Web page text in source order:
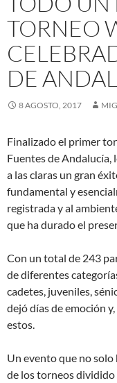
TORNEO
DE
8 AGOSTO, 2017
Finalizado el primer
Fuentes de Andalucía,
a las claras un gran
fundamental y
registrada y al
que ha durado el
Con un total de 243
de diferentes
cadetes, juveniles,
dejó días de emoción
estos.
Un evento que no
de los torneos dividido